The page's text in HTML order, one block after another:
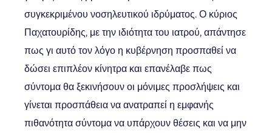
συγκεκριμένου νοσηλευτικού ιδρύματος. Ο κύριος
Παχατουρίδης, με την ιδιότητα του ιατρού, απάντησε
πως γι αυτό τον λόγο η κυβέρνηση προσπαθεί να
δώσει επιπλέον κίνητρα και επανέλαβε πως
σύντομα θα ξεκινήσουν οι μόνιμες προσλήψεις και
γίνεται προσπάθεια να ανατραπεί η εμφανής
πιθανότητα σύντομα να υπάρχουν θέσεις και να μην